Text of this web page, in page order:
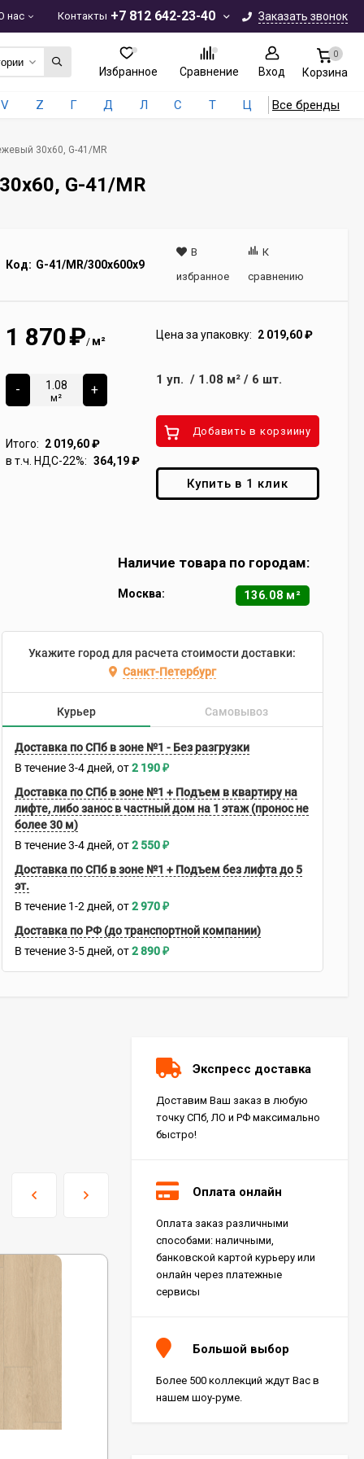
+7 812 642-23-40 Заказать звонок
нас Контакты
Избранное Сравнение Вход
0
Корзина
V Z Г Д Л С Т Ц Все бренды
30x60, G-41/MR
G-41/MR
Код: G-41/MR/300x600x9
В
избранное
К
сравнению
1 870₽/ м²
-
м²
+
Итого: 2 019,60₽
в т.ч. НДС-22%: 364,19₽
Цена за упаковку: 2 019,60₽
1 уп. / 1.08 м²/ 6 шт.
Добавить в корзиину
Купить в 1 клик
Наличие товара по городам:
Москва: 136.08 м²
Укажите город для расчета стоимости доставки:
Санкт-Петербург
Курьер Самовывоз
Доставка по СПб в зоне №1 - Без разгрузки
В течение 3-4 дней 2 190₽
Доставка по СПб в зоне №1 + Подъем в квартиру на
лифте, либо занос в частный дом на 1 этаж (пронос не
более 30 м)
В течение 3-4 дней 2 550₽
Доставка по СПб в зоне №1 + Подъем без лифта до 5
эт.
В течение 1-2 дней 2 970₽
Доставка по РФ (до транспортной компании)
В течение 3-5 дней 2 890₽
Экспресс доставка
Доставим Ваш заказ в любую
точку СПб, ЛО и РФ максимально
быстро!
Оплата онлайн
Оплата заказ различными
способами: наличными,
банковской картой курьеру или
онлайн через платежные
сервисы
Большой выбор
Более 500 коллекций ждут Вас в
нашем шоу-руме.
Керамогранит Italon
Charme Extra Silver Ret
60x120, 610010001196
Charme Evo Imperiale
Ret 60x120,